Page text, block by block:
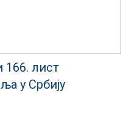
лист
у Србију